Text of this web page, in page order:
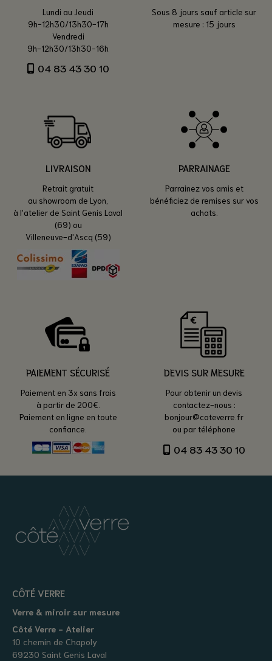
Lundi au Jeudi
9h-12h30/13h30-17h
Vendredi
9h-12h30/13h30-16h
04 83 43 30 10
Sous 8 jours sauf article sur
mesure : 15 jours
LIVRAISON
Retrait gratuit
au showroom de Lyon,
à l'atelier de Saint Genis Laval
(69) ou
Villeneuve-d'Ascq (59)
PARRAINAGE
Parrainez vos amis et
bénéficiez de remises sur vos
achats.
PAIEMENT SÉCURISÉ
Paiement en 3x sans frais
à partir de 200€.
Paiement en ligne en toute
confiance.
DEVIS SUR MESURE
Pour obtenir un devis
contactez-nous :
bonjour@coteverre.fr
ou par téléphone
04 83 43 30 10
CÔTÉ VERRE
Verre & miroir sur mesure
Côté Verre - Atelier
10 chemin de Chapoly
69230 Saint Genis Laval